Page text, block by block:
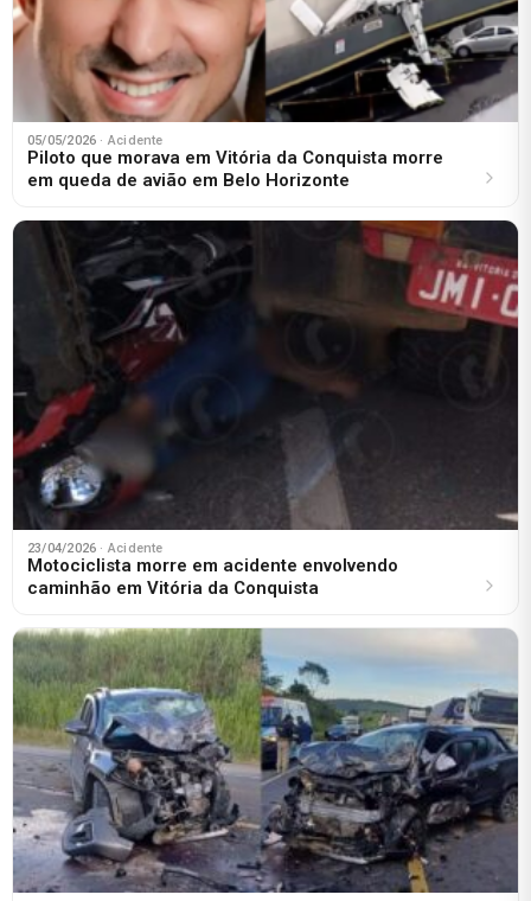
05/05/2026 · Acidente
Piloto que morava em Vitória da Conquista morre
em queda de avião em Belo Horizonte
23/04/2026 · Acidente
Motociclista morre em acidente envolvendo
caminhão em Vitória da Conquista